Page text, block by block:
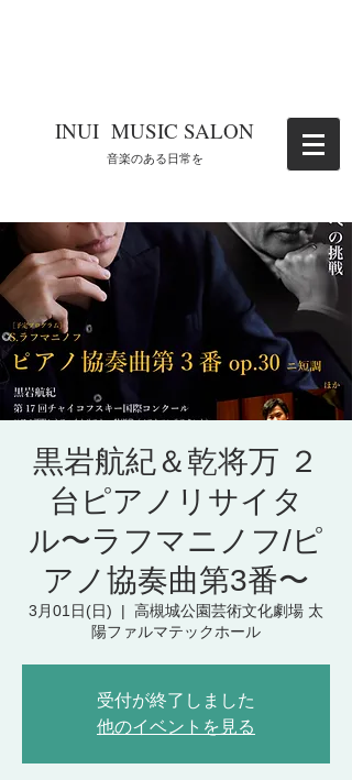
​INUI MUSIC SALON
​音楽のある日常を
黒岩航紀＆乾将万 ２
台ピアノリサイタ
ル〜ラフマニノフ/ピ
アノ協奏曲第3番〜
3月01日(日)
  |
高槻城公園芸術文化劇場 太
陽ファルマテックホール
受付が終了しました
他のイベントを見る